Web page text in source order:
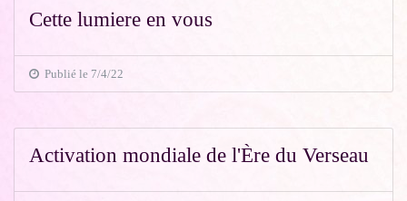
Cette lumiere en vous
Publié le 7/4/22
Activation mondiale de l'Ère du Verseau